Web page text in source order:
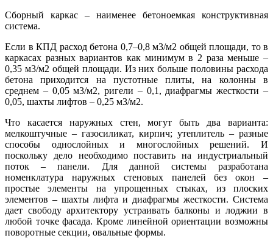
Сборный каркас – наименее бетоноемкая конструктивная
система.
Если в КПД расход бетона 0,7–0,8 м3/м2 общей площади, то в
каркасах разных вариантов как минимум в 2 раза меньше –
0,35 м3/м2 общей площади. Из них больше половины расхода
бетона приходится на пустотные плиты, на колонны в
среднем – 0,05 м3/м2, ригели – 0,1, диафрагмы жесткости –
0,05, шахты лифтов – 0,25 м3/м2.
Что касается наружных стен, могут быть два варианта:
мелкоштучные – газосиликат, кирпич; утеплитель – разные
способы однослойных и многослойных решений. И
поскольку дело необходимо поставить на индустриальный
поток – панели. Для данной системы разработана
номенклатура наружных стеновых панелей без окон –
простые элементы на упрощенных стыках, из плоских
элементов – шахты лифта и диафрагмы жесткости. Система
дает свободу архитектору устраивать балконы и лоджии в
любой точке фасада. Кроме линейной ориентации возможны
поворотные секции, овальные формы.